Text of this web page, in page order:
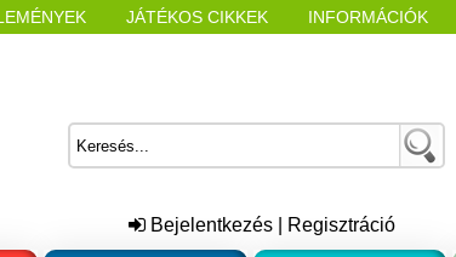
JÁTÉKOS CIKKEK INFORMÁCIÓK
Bejelentkezés Regisztráció